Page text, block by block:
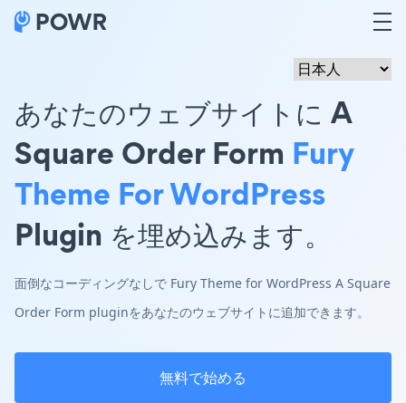
あなたのウェブサイトに A
Square Order Form Fury
Theme For WordPress
Plugin を埋め込みます。
面倒なコーディングなしで Fury Theme for WordPress A Square
Order Form pluginをあなたのウェブサイトに追加できます。
無料で始める